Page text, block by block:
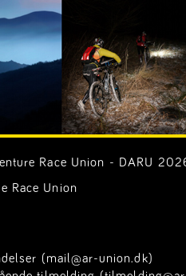
Race Union - DARU
Race Union
(mail@ar-union.dk)